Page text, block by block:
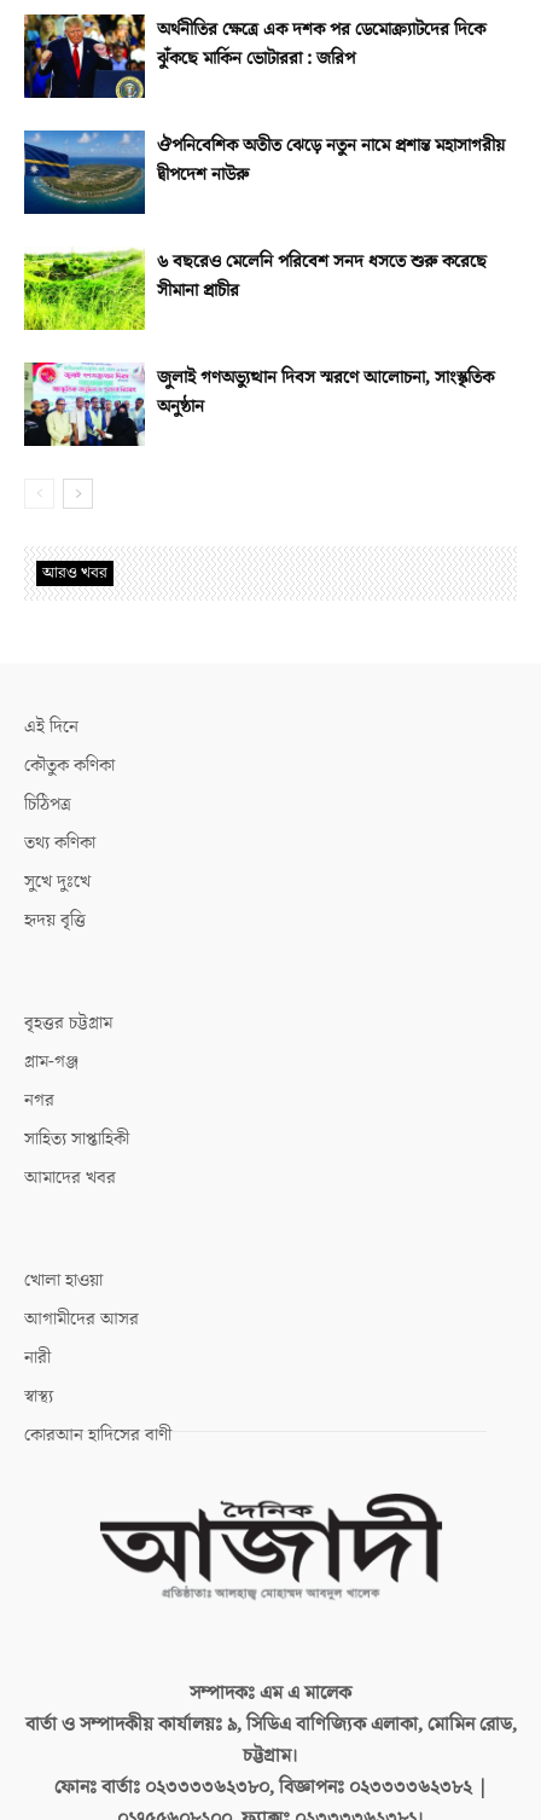
অর্থনীতির ক্ষেত্রে এক দশক পর ডেমোক্র্যাটদের দিকে
ঝুঁকছে মার্কিন ভোটাররা : জরিপ
ঔপনিবেশিক অতীত ঝেড়ে নতুন নামে প্রশান্ত মহাসাগরীয়
দ্বীপদেশ নাউরু
৬ বছরেও মেলেনি পরিবেশ সনদ ধসতে শুরু করেছে
সীমানা প্রাচীর
জুলাই গণঅভ্যুত্থান দিবস স্মরণে আলোচনা, সাংস্কৃতিক
অনুষ্ঠান
আরও খবর
এই দিনে
কৌতুক কণিকা
চিঠিপত্র
তথ্য কণিকা
সুখে দুঃখে
হৃদয় বৃত্তি
বৃহত্তর চট্টগ্রাম
গ্রাম-গঞ্জ
নগর
সাহিত্য সাপ্তাহিকী
আমাদের খবর
খোলা হাওয়া
আগামীদের আসর
নারী
স্বাস্থ্য
কোরআন হাদিসের বাণী
সম্পাদকঃএম এ মালেক
বার্তা ও সম্পাদকীয় কার্যালয়ঃ৯, সিডিএ বাণিজ্যিক এলাকা, মোমিন রোড,
চট্টগ্রাম।
ফোনঃ বার্তাঃ ০২৩৩৩৩৬২৩৮০, বিজ্ঞাপনঃ ০২৩৩৩৩৬২৩৮২ |